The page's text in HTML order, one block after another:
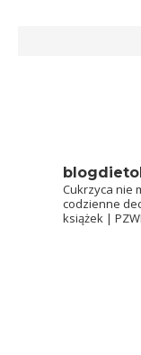
Cukrzyca nie
codzienne
książek |